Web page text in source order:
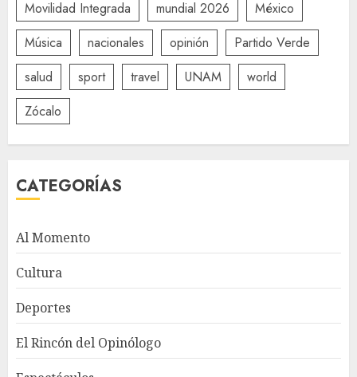
Movilidad Integrada
mundial 2026
México
Música
nacionales opinión
Partido Verde
salud
sport travel UNAM
world
Zócalo
CATEGORÍAS
Al Momento
Cultura
Deportes
El Rincón del Opinólogo